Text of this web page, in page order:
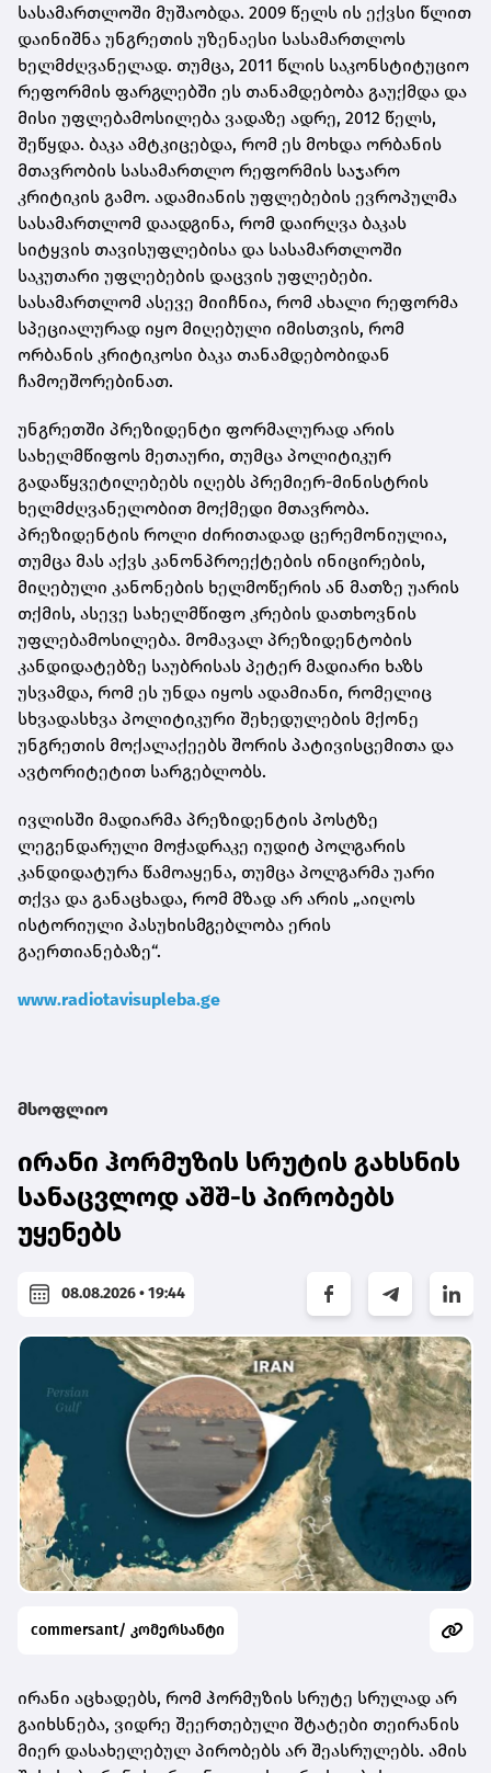
სასამართლოში მუშაობდა. 2009 წელს ის ექვსი წლით
დაინიშნა უნგრეთის უზენაესი სასამართლოს
ხელმძღვანელად. თუმცა, 2011 წლის საკონსტიტუციო
რეფორმის ფარგლებში ეს თანამდებობა გაუქმდა და
მისი უფლებამოსილება ვადაზე ადრე, 2012 წელს,
შეწყდა. ბაკა ამტკიცებდა, რომ ეს მოხდა ორბანის
მთავრობის სასამართლო რეფორმის საჯარო
კრიტიკის გამო. ადამიანის უფლებების ევროპულმა
სასამართლომ დაადგინა, რომ დაირღვა ბაკას
სიტყვის თავისუფლებისა და სასამართლოში
საკუთარი უფლებების დაცვის უფლებები.
სასამართლომ ასევე მიიჩნია, რომ ახალი რეფორმა
სპეციალურად იყო მიღებული იმისთვის, რომ
ორბანის კრიტიკოსი ბაკა თანამდებობიდან
ჩამოეშორებინათ.
უნგრეთში პრეზიდენტი ფორმალურად არის
სახელმწიფოს მეთაური, თუმცა პოლიტიკურ
გადაწყვეტილებებს იღებს პრემიერ-მინისტრის
ხელმძღვანელობით მოქმედი მთავრობა.
პრეზიდენტის როლი ძირითადად ცერემონიულია,
თუმცა მას აქვს კანონპროექტების ინიცირების,
მიღებული კანონების ხელმოწერის ან მათზე უარის
თქმის, ასევე სახელმწიფო კრების დათხოვნის
უფლებამოსილება. მომავალ პრეზიდენტობის
კანდიდატებზე საუბრისას პეტერ მადიარი ხაზს
უსვამდა, რომ ეს უნდა იყოს ადამიანი, რომელიც
სხვადასხვა პოლიტიკური შეხედულების მქონე
უნგრეთის მოქალაქეებს შორის პატივისცემითა და
ავტორიტეტით სარგებლობს.
ივლისში მადიარმა პრეზიდენტის პოსტზე
ლეგენდარული მოჭადრაკე იუდიტ პოლგარის
კანდიდატურა წამოაყენა, თუმცა პოლგარმა უარი
თქვა და განაცხადა, რომ მზად არ არის „აიღოს
ისტორიული პასუხისმგებლობა ერის
გაერთიანებაზე“.
www.radiotavisupleba.ge
მსოფლიო
ირანი ჰორმუზის სრუტის გახსნის
სანაცვლოდ აშშ-ს პირობებს
უყენებს
08.08.2026 • 19:44
commersant/ კომერსანტი
ირანი აცხადებს, რომ ჰორმუზის სრუტე სრულად არ
გაიხსნება, ვიდრე შეერთებული შტატები თეირანის
მიერ დასახელებულ პირობებს არ შეასრულებს. ამის